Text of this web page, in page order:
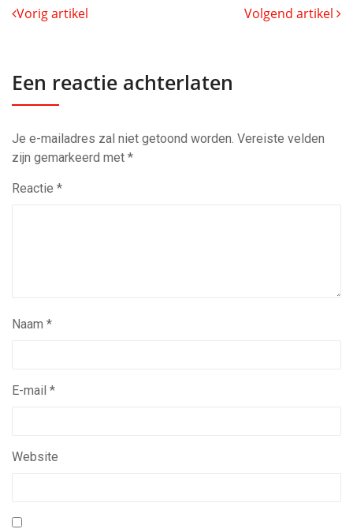
Vorig artikel Volgend artikel
Een reactie achterlaten
Je e-mailadres zal niet getoond worden. Vereiste velden
zijn gemarkeerd met *
Reactie *
Naam *
E-mail *
Website